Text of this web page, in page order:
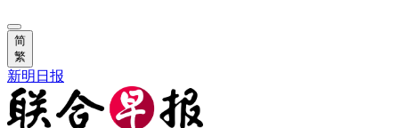
简
繁
新明日报